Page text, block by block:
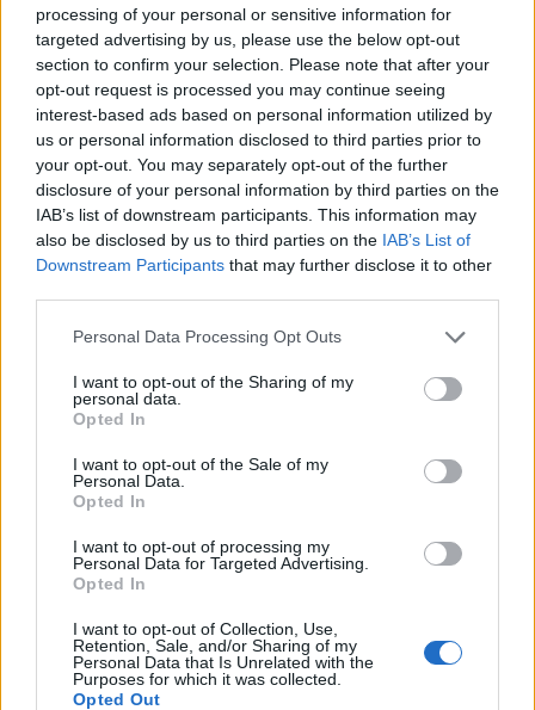
processing of your personal or sensitive information for
targeted advertising by us, please use the below opt-out
section to confirm your selection. Please note that after your
opt-out request is processed you may continue seeing
interest-based ads based on personal information utilized by
us or personal information disclosed to third parties prior to
your opt-out. You may separately opt-out of the further
disclosure of your personal information by third parties on the
IAB’s list of downstream participants. This information may
also be disclosed by us to third parties on the IAB’s List of
Downstream Participants that may further disclose it to other
Personal Data Processing Opt Outs
I want to opt-out of the Sharing of my
personal data.
Opted In
I want to opt-out of the Sale of my
Personal Data.
Opted In
I want to opt-out of processing my
Personal Data for Targeted Advertising.
Opted In
I want to opt-out of Collection, Use,
Retention, Sale, and/or Sharing of my
Personal Data that Is Unrelated with the
Purposes for which it was collected.
Opted Out